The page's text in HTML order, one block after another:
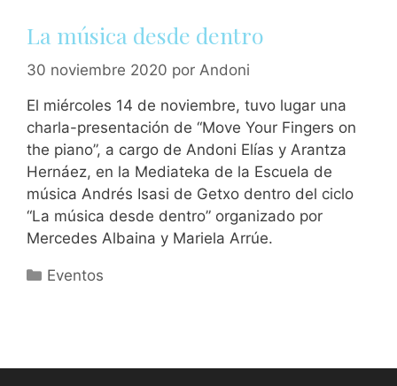
La música desde dentro
30 noviembre 2020 por Andoni
El miércoles 14 de noviembre, tuvo lugar una
charla-presentación de “Move Your Fingers on
the piano”, a cargo de Andoni Elías y Arantza
Hernáez, en la Mediateka de la Escuela de
música Andrés Isasi de Getxo dentro del ciclo
“La música desde dentro” organizado por
Mercedes Albaina y Mariela Arrúe.
Categorías
Eventos